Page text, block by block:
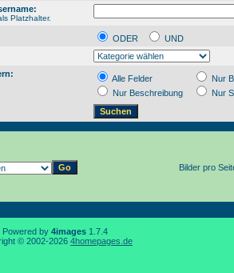
Platzhalter.
ODER
UND
Alle Felder
Nur
Nur Beschreibung
Nur
Bilder pro
Powered by 4images 1.7.4
© 2002-2026 4homepages.de